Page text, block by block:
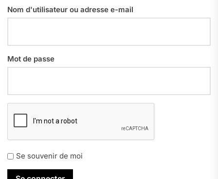
Nom d'utilisateur ou adresse e-mail
Mot de passe
Se souvenir de moi